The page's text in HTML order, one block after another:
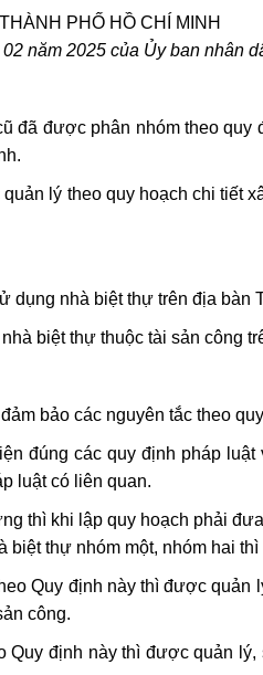
PHỐ HỒ CHÍ MINH
năm 2025 của Ủy ban nhân
đã được phân nhóm theo
lý theo quy hoạch chi tiết
nhà biệt thự trên địa bàn
biệt thự thuộc tài sản công
bảo các nguyên tắc theo
đúng các quy định pháp
luật có liên quan.
thì khi lập quy hoạch phải
thự nhóm một, nhóm hai
Quy định này thì được quản
công.
định này thì được quản